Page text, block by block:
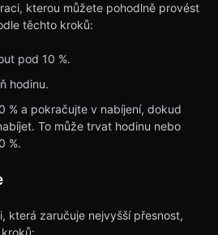
kterou můžete pohodlně provést
těchto kroků:
pod 10 %.
hodinu.
% a pokračujte v nabíjení, dokud
To může trvat hodinu nebo
%.
která zaručuje nejvyšší přesnost,